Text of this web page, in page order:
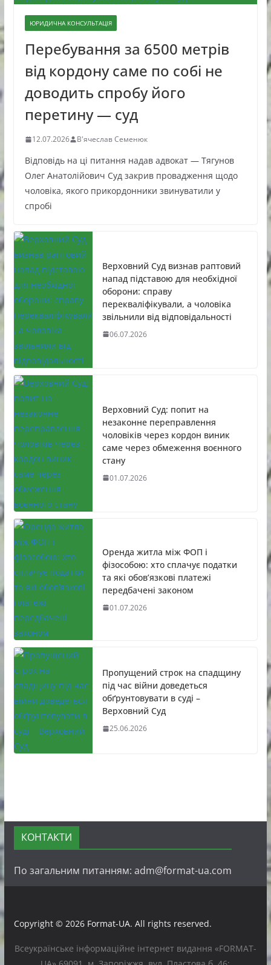
ЮРИДИЧНА КОНСУЛЬТАЦІЯ
Перебування за 6500 метрів
від кордону саме по собі не
доводить спробу його
перетину — суд
12.07.2026 В'ячеслав Семенюк
Відповідь на ці питання надав адвокат — Тягунов
Олег Анатолійович Суд закрив провадження щодо
чоловіка, якого прикордонники звинуватили у
спробі
Верховний Суд визнав раптовий
напад підставою для необхідної
оборони: справу
перекваліфікували, а чоловіка
звільнили від відповідальності
06.07.2026
Верховний Суд: попит на
незаконне переправлення
чоловіків через кордон виник
саме через обмеження воєнного
стану
01.07.2026
Оренда житла між ФОП і
фізособою: хто сплачує податки
та які обов’язкові платежі
передбачені законом
01.07.2026
Пропущений строк на спадщину
під час війни доведеться
обґрунтовувати в суді –
Верховний Суд
25.06.2026
КОНТАКТИ
По загальним питанням: adm@format-ua.com
Copyright © 2026 Format-UA. All rights reserved.
Всеукраїнське інформаційне інтернет видання «FORMAT-